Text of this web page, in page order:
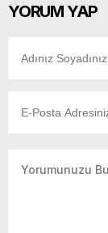
YORUM YAP